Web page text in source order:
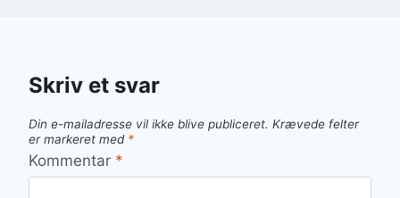
Skriv et svar
Din e-mailadresse vil ikke blive publiceret. Krævede felter
er markeret med *
Kommentar *